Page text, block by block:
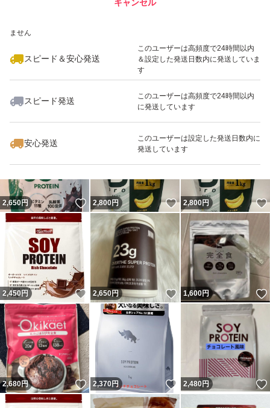
ません
スピード＆安心発送
このユーザーは高頻度で24時間以内
＆設定した発送日数内に発送していま
す
スピード発送
このユーザーは高頻度で24時間以内
に発送しています
安心発送
このユーザーは設定した発送日数内に
発送しています
キャンセル
いいね！
3,190
2,650円 いいね！
2,800円 いいね！
2,800円
2,450 円 いいね！
2,650円 いいね！
1,600円
2,680円 いいね！
2,370円 いいね！
2,480円